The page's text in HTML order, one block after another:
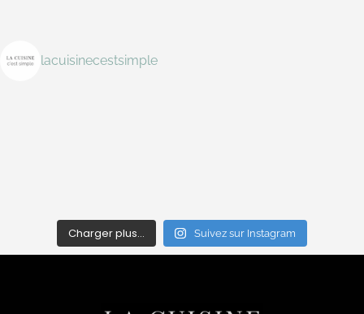
lacuisinecestsimple
Charger plus… Suivez sur Instagram